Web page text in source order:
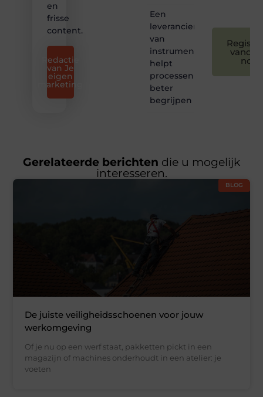
en
frisse
content.
Redactie
van Je
eigen
marketing
Een
leverancier
van
instrumentatie
helpt
processen
beter
begrijpen
nog
Gerelateerde berichten die u mogelijk
interesseren.
BLOG
De juiste veiligheidsschoenen voor jouw
werkomgeving
Of je nu op een werf staat, pakketten pickt in een
magazijn of machines onderhoudt in een atelier: je
voeten